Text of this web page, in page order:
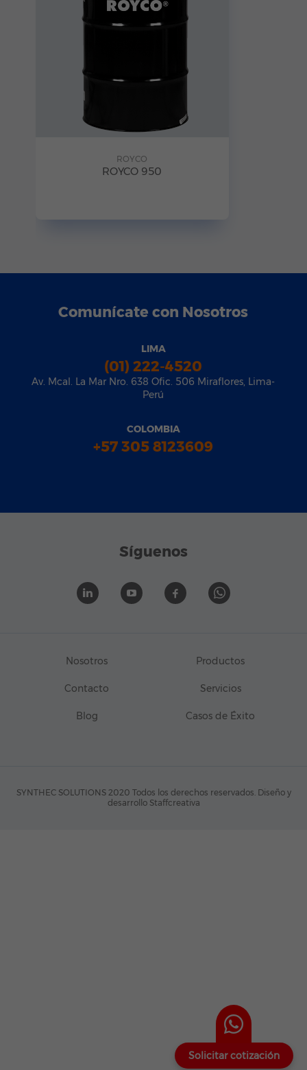
ROYCO
ROYCO 950
Comunícate con Nosotros
LIMA
(01) 222-4520
Av. Mcal. La Mar Nro. 638 Ofic. 506 Miraflores, Lima-
Perú
COLOMBIA
+57 305 8123609
Síguenos
Nosotros Productos
Contacto Servicios
Blog Casos de Éxito
SYNTHEC SOLUTIONS 2020 Todos los derechos reservados. Diseño y
desarrollo Staffcreativa
Solicitar cotización